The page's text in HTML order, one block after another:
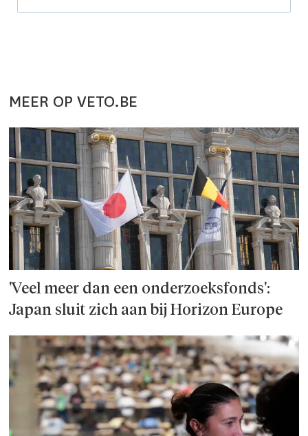
MEER OP VETO.BE
'Veel meer dan een onderzoeks­fonds':
Japan sluit zich aan bij Horizon Europe